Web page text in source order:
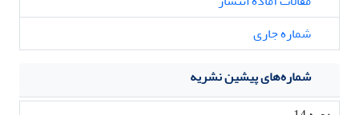
شماره جاری
شماره‌های پیشین نشریه